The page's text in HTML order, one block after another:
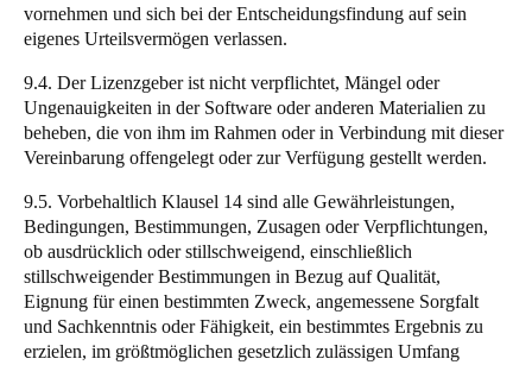
vornehmen und sich bei der Entscheidungsfindung auf sein
eigenes Urteilsvermögen verlassen.
9.4. Der Lizenzgeber ist nicht verpflichtet, Mängel oder
Ungenauigkeiten in der Software oder anderen Materialien zu
beheben, die von ihm im Rahmen oder in Verbindung mit dieser
Vereinbarung offengelegt oder zur Verfügung gestellt werden.
9.5. Vorbehaltlich Klausel 14 sind alle Gewährleistungen,
Bedingungen, Bestimmungen, Zusagen oder Verpflichtungen,
ob ausdrücklich oder stillschweigend, einschließlich
stillschweigender Bestimmungen in Bezug auf Qualität,
Eignung für einen bestimmten Zweck, angemessene Sorgfalt
und Sachkenntnis oder Fähigkeit, ein bestimmtes Ergebnis zu
erzielen, im größtmöglichen gesetzlich zulässigen Umfang